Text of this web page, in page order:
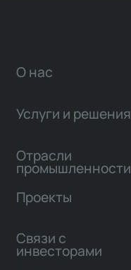
О нас
Услуги и решения
Отрасли
промышленности
Проекты
Связи с
инвесторами